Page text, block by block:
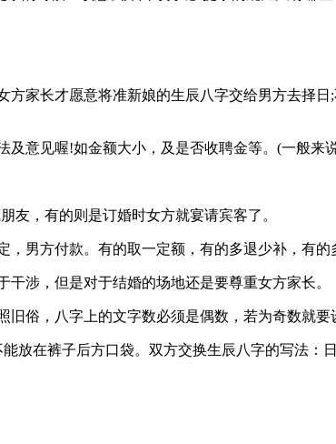
方家长才愿意将准新娘的生辰八字交给男方去择
意见喔!如金额大小，及是否收聘金等。(一般来
友，有的则是订婚时女方就宴请宾客了。
男方付款。有的取一定额，有的多退少补，有的
涉，但是对于结婚的场地还是要尊重女方家长。
俗，八字上的文字数必须是偶数，若为奇数就
放在裤子后方口袋。双方交换生辰八字的写法